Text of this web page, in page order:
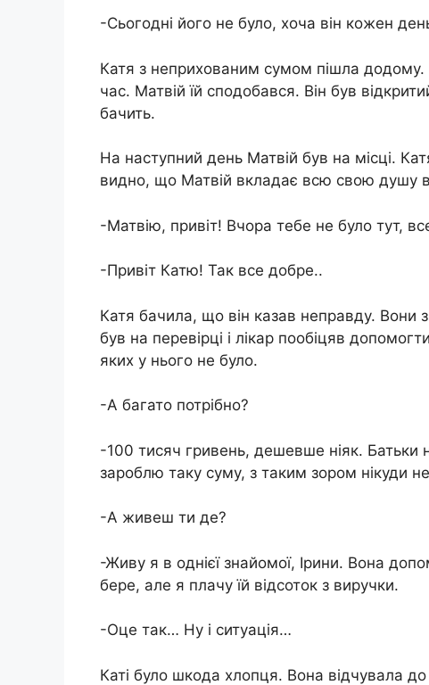
-Сьогодні його не було, хоча він кожен
Катя з неприхованим сумом пішла
час. Матвій їй сподобався. Він був
бачить.
На наступний день Матвій був на місці.
видно, що Матвій вкладає всю свою душу
-Матвію, привіт! Вчора тебе не було тут,
-Привіт Катю! Так все добре..
Катя бачила, що він казав неправду. Вони
був на перевірці і лікар пообіцяв
яких у нього не було.
-А багато потрібно?
-100 тисяч гривень, дешевше ніяк.
зароблю таку суму, з таким зором нікуди
-А живеш ти де?
-Живу я в однієї знайомої, Ірини. Вона
бере, але я плачу їй відсоток з виручки.
-Оце так… Ну і ситуація…
Каті було шкода хлопця. Вона відчувала